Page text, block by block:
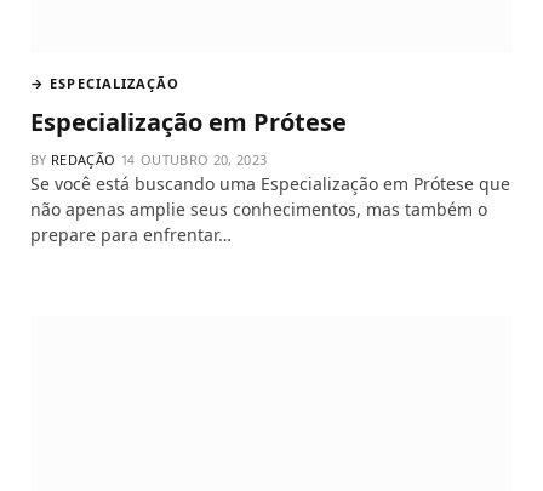
→ ESPECIALIZAÇÃO
Especialização em Prótese
BY REDAÇÃO OUTUBRO 20, 2023
Se você está buscando uma Especialização em Prótese que
não apenas amplie seus conhecimentos, mas também o
prepare para enfrentar…